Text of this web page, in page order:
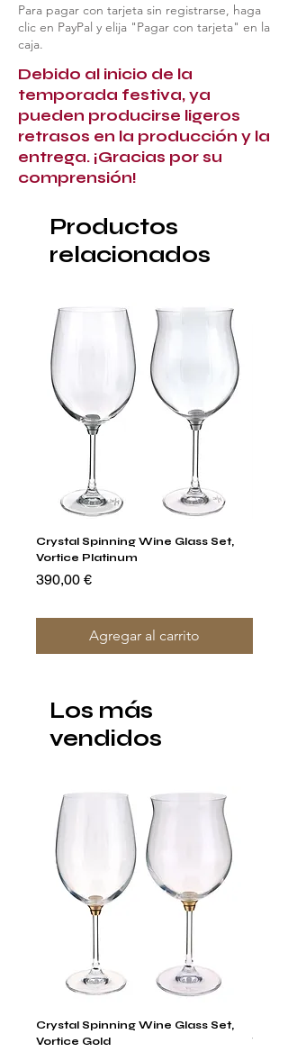
Para pagar con tarjeta sin registrarse, haga
clic en PayPal y elija "Pagar con tarjeta" en la
caja.
Debido al inicio de la
temporada festiva, ya
pueden producirse ligeros
retrasos en la producción y la
entrega. ¡Gracias por su
comprensión!
Productos
relacionados
Crystal Spinning Wine Glass Set,
Vortice Platinum
Precio
390,00 €
Agregar al carrito
Los más
vendidos
Crystal Spinning Wine Glass Set,
Vortice Gold